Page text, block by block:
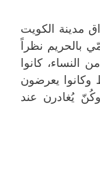
مدينة الكويت
بالحريم نظراً
النساء، كانوا
يعرضون
يُغادرن عند